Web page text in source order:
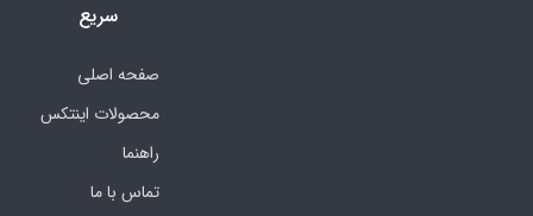
سریع
صفحه اصلی
محصولات اینتکس
راهنما
تماس با ما